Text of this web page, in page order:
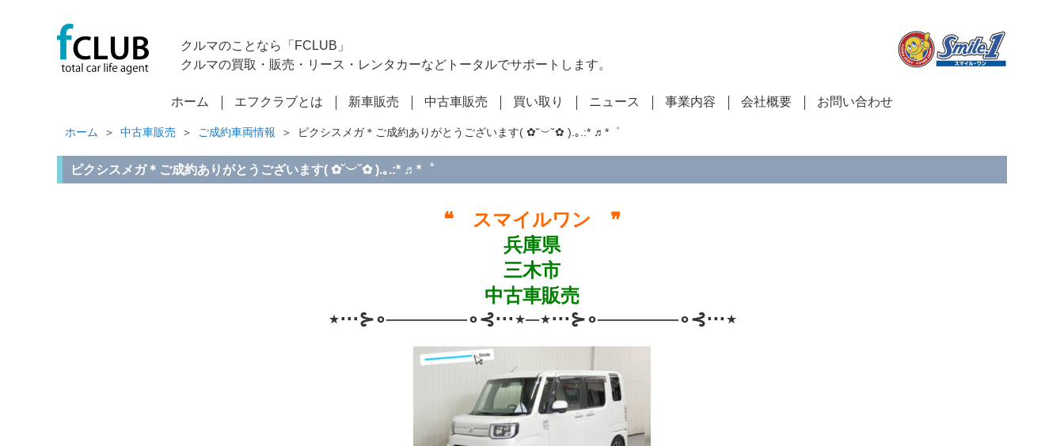
クルマのことなら「FCLUB」
クルマの買取・販売・リース・レンタカーなどトータルでサポートします。
ホーム エフクラブとは 新車販売 中古車販売 買い取り ニュース 事業内容 会社概要 お問い合わせ
ホーム 中古車販売 ご成約車両情報 ピクシスメガ＊ご成約ありがとうございます( ✿˘︶˘✿ ).｡.:* ♬*゜
ピクシスメガ＊ご成約ありがとうございます( ✿˘︶˘✿ ).｡.:* ♬*゜
❝ スマイルワン ❞
兵庫県
三木市
中古車販売
⋆⋅⋅⋅⊱∘──────∘⊰⋅⋅⋅⋆─⋆⋅⋅⋅⊱∘──────∘⊰⋅⋅⋅⋆